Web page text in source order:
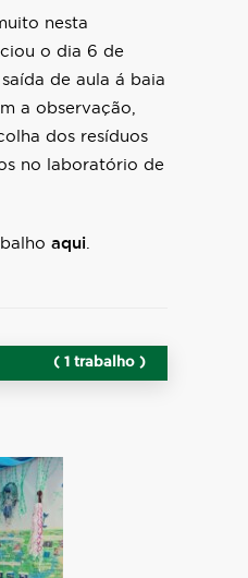
nesta
o dia 6 de
de aula á baia
a observação,
dos resíduos
no laboratório de
aqui.
( 1 trabalho )